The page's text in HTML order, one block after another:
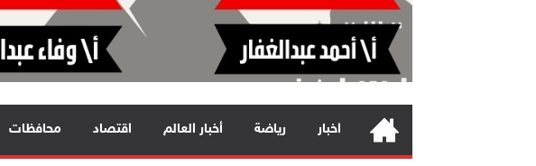
اخبار رياضة أخبار العالم اقتصاد محافظات